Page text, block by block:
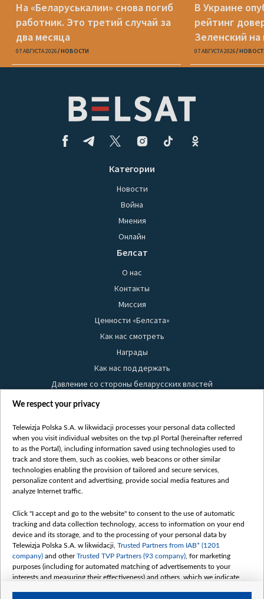
На «Беларуськалии» снова погиб
работник. Это третий случай за
два месяца
07 АВГУСТА 2026 НОВОСТИ
В Украине
рейтинг
Зеленский
07 АВГУСТА 2026
Категории
Новости
Война
Мнения
Онлайн
Белсат
О нас
Контакты
Миссия
Ценности «Белсата»
Как нас смотреть
Награды
Как нас поддержать
Давление со стороны беларусских властей
Правила использования материалов
Безопасность
Youtube
Белсат news
Белсат Life
Belsat English
Biełsat PL
Белсат Now
Белсат Shorts
Белсат History
Белсат Music
We respect your privacy
Telewizja Polska S.A. w likwidacji processes your personal data collected
when you visit individual websites on the tvp.pl Portal (hereinafter referred
to as the Portal), including information saved using technologies used to
track and store them, such as cookies, web beacons or other similar
technologies enabling the provision of tailored and secure services,
personalize content and advertising, provide social media features and
analyze Internet traffic.
Click "I accept and go to the website" to consent to the use of automatic
tracking and data collection technology, access to information on your end
device and its storage, and to the processing of your personal data by
Telewizja Polska S.A. w likwidacji, Trusted Partners from IAB* (1201
company) and otherTrusted TVP Partners (93 company) , for marketing
purposes (including for automated matching of advertisements to your
interests and measuring their effectiveness) and others, which we indicate